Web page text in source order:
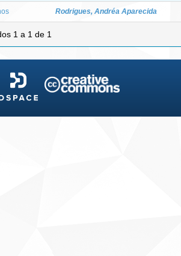
Rodrigues, Andréa Aparecida
1 a 1 de 1